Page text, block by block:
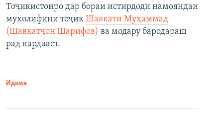
Тоҷикистонро дар бораи истирдоди намояндаи
мухолифини тоҷик Шавкати Муҳаммад
(Шавкатҷон Шарифов) ва модару бародараш
рад кардааст.
Идома